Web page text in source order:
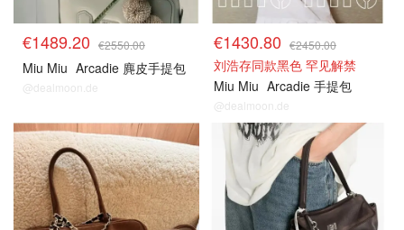
€1489.20 €2550.00
Miu Miu Arcadie 麂皮手提包
@dealmoon.de
€1430.80 €2450.00
刘浩存同款黑色 罕见解禁
Miu Miu Arcadie 手提包
@dealmoon.de